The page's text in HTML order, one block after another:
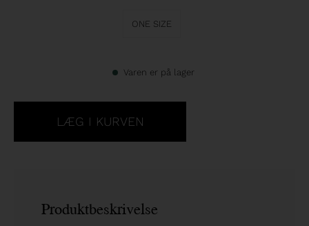
ONE SIZE
Varen er på lager
Produktbeskrivelse